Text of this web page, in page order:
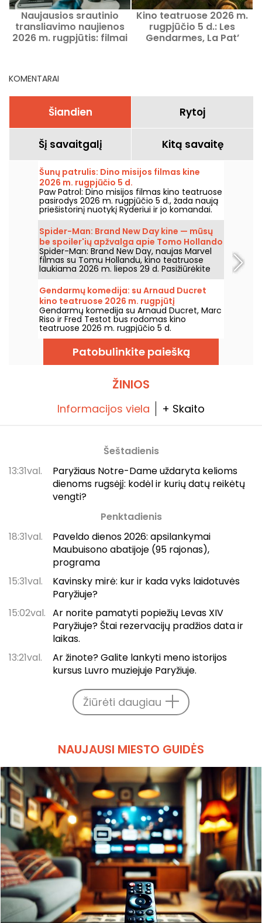
Naujausios srautinio
transliavimo naujienos
2026 m. rugpjūtis: filmai
Kino teatruose 2026 m.
rugpjūčio 5 d.: Les
Gendarmes, La Pat’
KOMENTARAI
Šiandien Rytoj
Šį savaitgalį Kitą savaitę
Šunų patrulis: Dino misijos filmas kine
2026 m. rugpjūčio 5 d.
Paw Patrol: Dino misijos filmas kino teatruose
pasirodys 2026 m. rugpjūčio 5 d., žada naują
priešistorinį nuotykį Ryderiui ir jo komandai.
Spider-Man: Brand New Day kine — mūsų
be spoiler'ių apžvalga apie Tomo Hollando
grįžimą į Žmogų-Vorą
Spider-Man: Brand New Day, naujas Marvel
filmas su Tomu Hollandu, kino teatruose
laukiama 2026 m. liepos 29 d. Pasižiūrėkite
mūsų apžvalgą!
Gendarmų komedija: su Arnaud Ducret
kino teatruose 2026 m. rugpjūtį
Gendarmų komedija su Arnaud Ducret, Marc
Riso ir Fred Testot bus rodomas kino
teatruose 2026 m. rugpjūčio 5 d.
Patobulinkite paiešką
ŽINIOS
Informacijos viela + Skaito
Šeštadienis
13:31val.
Paryžiaus Notre-Dame uždaryta kelioms
dienoms rugsėjį: kodėl ir kurių datų reikėtų
vengti?
Penktadienis
18:31val.
Paveldo dienos 2026: apsilankymai
Maubuisono abatijoje (95 rajonas),
programa
15:31val.
Kavinsky mirė: kur ir kada vyks laidotuvės
Paryžiuje?
15:02val. Ar norite pamatyti popiežių Levas XIV
Paryžiuje? Štai rezervacijų pradžios data ir
laikas.
13:21val.
Ar žinote? Galite lankyti meno istorijos
kursus Luvro muziejuje Paryžiuje.
Žiūrėti daugiau
NAUJAUSI MIESTO GUIDĖS